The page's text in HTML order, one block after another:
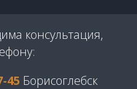
консультация,
45 Борисоглебск